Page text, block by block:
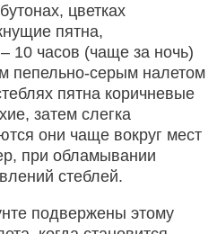
цветках
пятна,
10 часов (чаще за ночь)
пепельно-серым налетом
пятна коричневые
затем слегка
они чаще вокруг мест
при обламывании
стеблей.
подвержены этому